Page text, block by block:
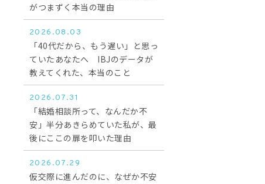
がつまずく本当の理由
2026.08.03
「40代だから、もう遅い」と思っ
ていたあなたへ IBJのデータが
教えてくれた、本当のこと
2026.07.31
「結婚相談所って、なんだか不
安」半分あきらめていた私が、最
後にここの扉を叩いた理由
2026.07.29
仮交際に進んだのに、なぜか不安